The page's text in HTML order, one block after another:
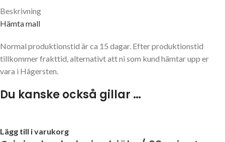
Beskrivning
Hämta mall
Normal produktionstid är ca 15 dagar. Efter produktionstid
tillkommer frakttid, alternativt att ni som kund hämtar upp er
vara i Hägersten.
Du kanske också gillar …
Lägg till i varukorg